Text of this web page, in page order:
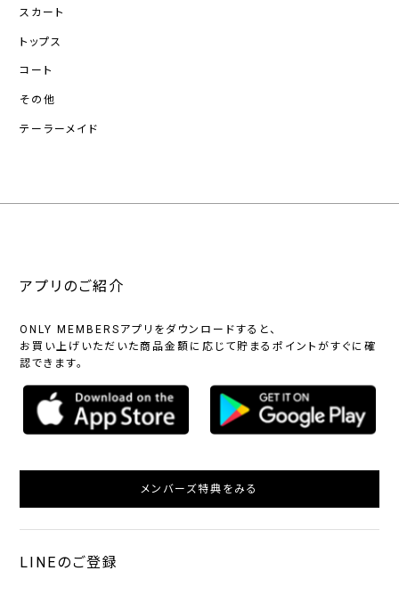
スカート
トップス
コート
その他
テーラーメイド
アプリのご紹介
ONLY MEMBERSアプリをダウンロードすると、
お買い上げいただいた商品金額に応じて貯まるポイントがすぐに確
認できます。
メンバーズ特典をみる
LINEのご登録